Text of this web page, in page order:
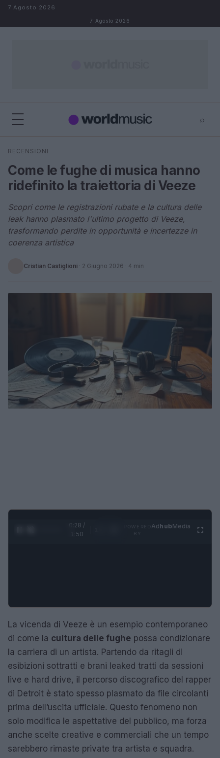
Salta al contenuto
7 Agosto 2026
7 Agosto 2026
⌕
Cerca
RECENSIONI
Come le fughe di musica hanno
ridefinito la traiettoria di Veeze
Scopri come le registrazioni rubate e la cultura delle
leak hanno plasmato l'ultimo progetto di Veeze,
trasformando perdite in opportunità e incertezze in
coerenza artistica
Cristian Castiglioni · 2 Giugno 2026 · 4 min
0:29 /
1:50
AdhubMedia
La vicenda di Veeze è un esempio contemporaneo
di come la cultura delle fughe possa condizionare
la carriera di un artista. Partendo da ritagli di
esibizioni sottratti e brani leaked tratti da sessioni
live e hard drive, il percorso discografico del rapper
di Detroit è stato spesso plasmato da file circolanti
prima dell’uscita ufficiale. Questo fenomeno non
solo modifica le aspettative del pubblico, ma forza
anche scelte creative e commerciali che un tempo
sarebbero rimaste private tra artista e squadra.